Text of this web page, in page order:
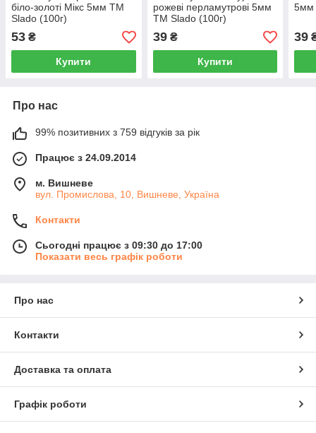
біло-золоті Мікс 5мм TM
Slado (100г)
53 ₴
Купити
рожеві перламутрові 5мм
TM Slado (100г)
39₴
Купити
5мм
39
Про нас
99% позитивних з 759 відгуків за рік
Працює з 24.09.2014
м. Вишневе
вул. Промислова, 10, Вишневе, Україна
Контакти
Сьогодні працює з 09:30 до 17:00
Показати весь графік роботи
Про нас
Контакти
Доставка та оплата
Графік роботи